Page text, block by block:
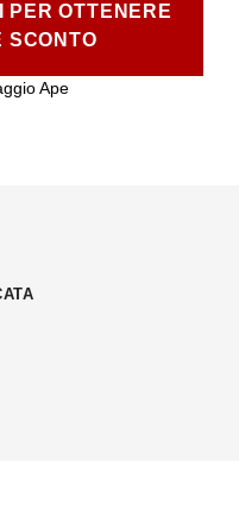
PER OTTENERE
SCONTO
Ape